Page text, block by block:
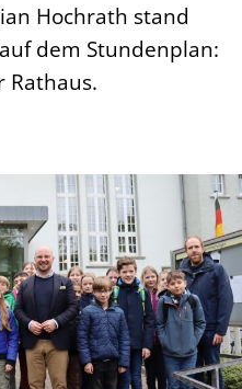
Hochrath stand
dem Stundenplan:
Rathaus.